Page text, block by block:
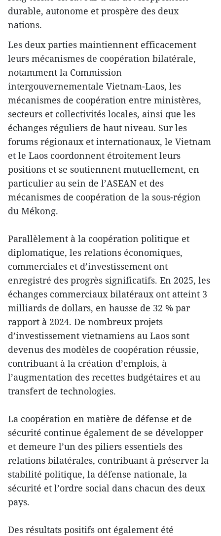
durable, autonome et prospère des deux
nations.
Les deux parties maintiennent efficacement
leurs mécanismes de coopération bilatérale,
notamment la Commission
intergouvernementale Vietnam-Laos, les
mécanismes de coopération entre ministères,
secteurs et collectivités locales, ainsi que les
échanges réguliers de haut niveau. Sur les
forums régionaux et internationaux, le Vietnam
et le Laos coordonnent étroitement leurs
positions et se soutiennent mutuellement, en
particulier au sein de l’ASEAN et des
mécanismes de coopération de la sous-région
du Mékong.
Parallèlement à la coopération politique et
diplomatique, les relations économiques,
commerciales et d’investissement ont
enregistré des progrès significatifs. En 2025, les
échanges commerciaux bilatéraux ont atteint 3
milliards de dollars, en hausse de 32 % par
rapport à 2024. De nombreux projets
d’investissement vietnamiens au Laos sont
devenus des modèles de coopération réussie,
contribuant à la création d’emplois, à
l’augmentation des recettes budgétaires et au
transfert de technologies.
La coopération en matière de défense et de
sécurité continue également de se développer
et demeure l’un des piliers essentiels des
relations bilatérales, contribuant à préserver la
stabilité politique, la défense nationale, la
sécurité et l’ordre social dans chacun des deux
pays.
Des résultats positifs ont également été